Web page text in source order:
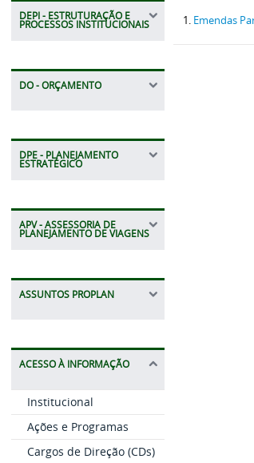
DEPI - ESTRUTURAÇÃO E
PROCESSOS INSTITUCIONAIS
DO - ORÇAMENTO
DPE - PLANEJAMENTO
ESTRATÉGICO
APV - ASSESSORIA DE
PLANEJAMENTO DE VIAGENS
ASSUNTOS PROPLAN
ACESSO À INFORMAÇÃO
Institucional
Ações e Programas
Cargos de Direção (CDs)
Emendas